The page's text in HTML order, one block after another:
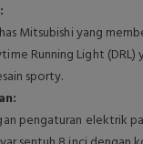
Mitsubishi yang
Running Light (DRL)
sporty.
pengaturan elektrik